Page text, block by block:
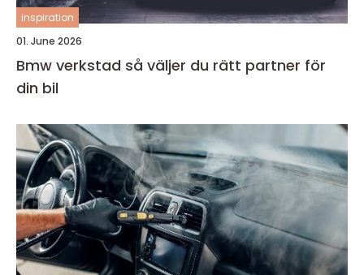
inspiration
01. June 2026
Bmw verkstad så väljer du rätt partner för
din bil